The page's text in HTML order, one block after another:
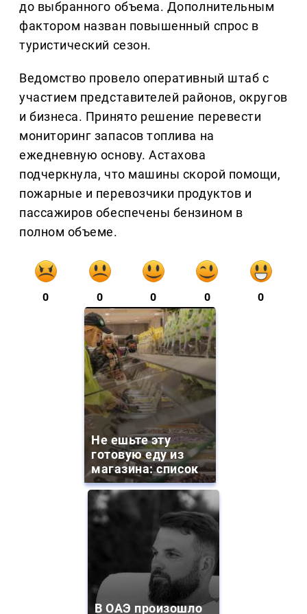
до выбранного объема. Дополнительным
фактором назван повышенный спрос в
туристический сезон.
Ведомство провело оперативный штаб с
участием представителей районов, округов
и бизнеса. Принято решение перевести
мониторинг запасов топлива на
ежедневную основу. Астахова
подчеркнула, что машины скорой помощи,
пожарные и перевозчики продуктов и
пассажиров обеспечены бензином в
полном объеме.
0 0 0 0 0
Не ешьте эту
готовую еду из
магазина: список
В ОАЭ произошло